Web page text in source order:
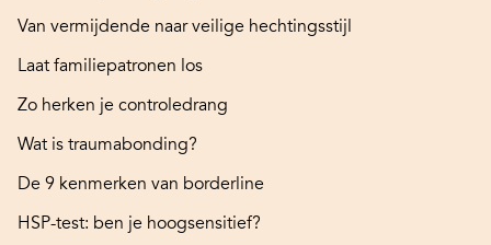
Van vermijdende naar veilige hechtingsstijl
Laat familiepatronen los
Zo herken je controledrang
Wat is traumabonding?
De 9 kenmerken van borderline
HSP-test: ben je hoogsensitief?